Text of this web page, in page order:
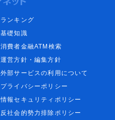
ランキング
基礎知識
消費者金融ATM検索
運営方針・編集方針
外部サービスの利用について
プライバシーポリシー
情報セキュリティポリシー
反社会的勢力排除ポリシー